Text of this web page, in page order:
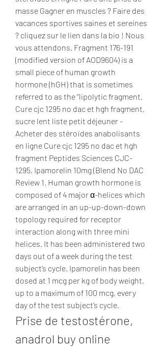
masse Gagner en muscles ? Faire des
vacances sportives saines et sereines
? cliquez sur le lien dans la bio ! Nous
vous attendons. Fragment 176-191
(modified version of AOD9604) is a
small piece of human growth
hormone (hGH) that is sometimes
referred to as the “lipolytic fragment.
Cure cjc 1295 no dac et hgh fragment,
sucre lent liste petit déjeuner -
Acheter des stéroïdes anabolisants
en ligne Cure cjc 1295 no dac et hgh
fragment Peptides Sciences CJC-
1295, Ipamorelin 10mg (Blend No DAC
Review 1. Human growth hormone is
composed of 4 major α-helices which
are arranged in an up-up-down-down
topology required for receptor
interaction along with three mini
helices. It has been administered two
days out of a week during the test
subject’s cycle. Ipamorelin has been
dosed at 1 mcg per kg of body weight,
up to a maximum of 100 mcg, every
day of the test subject’s cycle.
Prise de testostérone,
anadrol buy online